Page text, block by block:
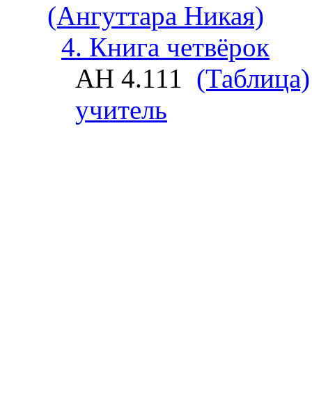
(Ангуттара Никая)
4. Книга четвёрок
АН 4.111 (Таблица)
учитель